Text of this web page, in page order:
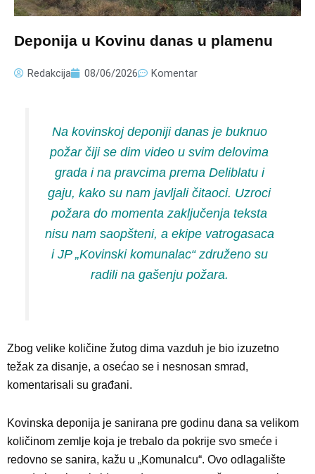
Deponija u Kovinu danas u plamenu
Redakcija 08/06/2026 Komentar
Na kovinskoj deponiji danas je buknuo
požar čiji se dim video u svim delovima
grada i na pravcima prema Deliblatu i
gaju, kako su nam javljali čitaoci. Uzroci
požara do momenta zaključenja teksta
nisu nam saopšteni, a ekipe vatrogasaca
i JP „Kovinski komunalac“ združeno su
radili na gašenju požara.
Zbog velike količine žutog dima vazduh je bio izuzetno
težak za disanje, a osećao se i nesnosan smrad,
komentarisali su građani.
Kovinska deponija je sanirana pre godinu dana sa velikom
količinom zemlje koja je trebalo da pokrije svo smeće i
redovno se sanira, kažu u „Komunalcu“. Ovo odlagalište